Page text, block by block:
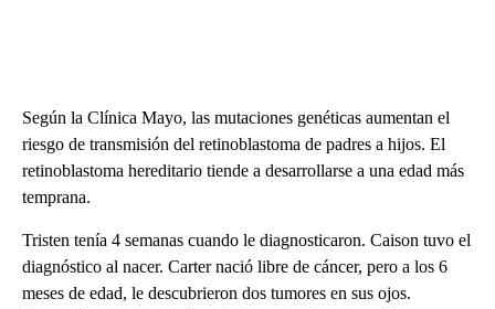
Según la Clínica Mayo, las mutaciones genéticas aumentan el
riesgo de transmisión del retinoblastoma de padres a hijos. El
retinoblastoma hereditario tiende a desarrollarse a una edad más
temprana.
Tristen tenía 4 semanas cuando le diagnosticaron. Caison tuvo el
diagnóstico al nacer. Carter nació libre de cáncer, pero a los 6
meses de edad, le descubrieron dos tumores en sus ojos.